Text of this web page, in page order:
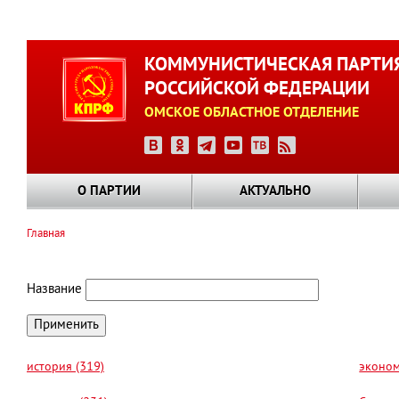
КОММУНИСТИЧЕСКАЯ
РОССИЙСКОЙ ФЕДЕРАЦИИ
ОМСКОЕ ОБЛАСТНОЕ ОТДЕЛЕНИЕ
О ПАРТИИ АКТУАЛЬНО
Главная
Название
история (319)